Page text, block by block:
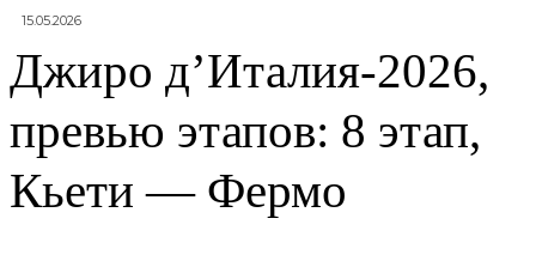
15.05.2026
Джиро д’Италия-2026,
превью этапов: 8 этап,
Кьети — Фермо